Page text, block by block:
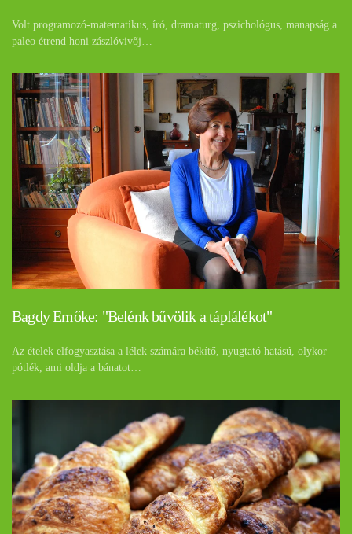
Volt programozó-matematikus, író, dramaturg, pszichológus, manapság a
paleo étrend honi zászlóvivőj…
Bagdy Emőke: "Belénk bűvölik a táplálékot"
Az ételek elfogyasztása a lélek számára békítő, nyugtató hatású, olykor
pótlék, ami oldja a bánatot…